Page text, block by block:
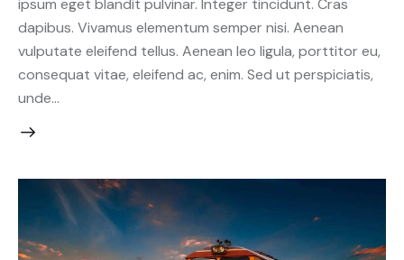
ipsum eget blandit pulvinar. Integer tincidunt. Cras
dapibus. Vivamus elementum semper nisi. Aenean
vulputate eleifend tellus. Aenean leo ligula, porttitor eu,
consequat vitae, eleifend ac, enim. Sed ut perspiciatis,
unde…